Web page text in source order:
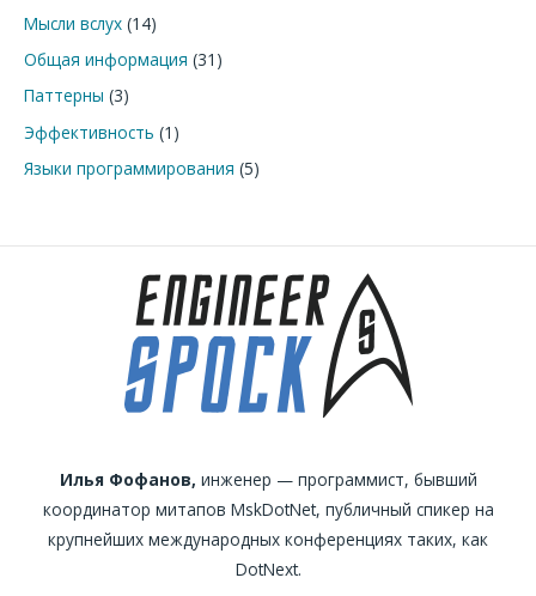
Мысли вслух (14)
Общая информация (31)
Паттерны (3)
Эффективность (1)
Языки программирования (5)
Илья Фофанов, инженер — программист, бывший
координатор митапов MskDotNet, публичный спикер на
крупнейших международных конференциях таких, как
DotNext.